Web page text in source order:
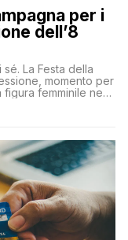
per i
dell’8
La Festa della
momento per
femminile nella
“forte e